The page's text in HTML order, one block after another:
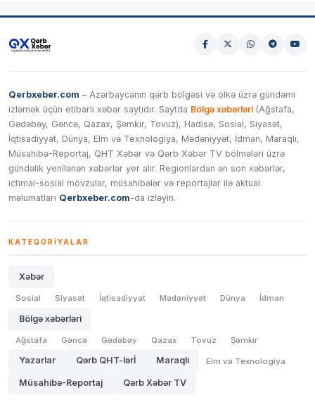
Qerbxeber.com – Azərbaycanın qərb bölgəsi və ölkə üzrə gündəmi
izləmək üçün etibarlı xəbər saytıdır. Saytda Bölgə xəbərləri (Ağstafa,
Gədəbəy, Gəncə, Qazax, Şəmkir, Tovuz), Hadisə, Sosial, Siyasət,
İqtisadiyyat, Dünya, Elm və Texnologiya, Mədəniyyət, İdman, Maraqlı,
Müsahibə-Reportaj, QHT Xəbər və Qərb Xəbər TV bölmələri üzrə
gündəlik yenilənən xəbərlər yer alır. Regionlardan ən son xəbərlər,
ictimai-sosial mövzular, müsahibələr və reportajlar ilə aktual
məlumatları Qerbxeber.com-da izləyin.
KATEQORIYALAR
Xəbər
Sosial Siyasət İqtisadiyyat Mədəniyyət Dünya İdman
Bölgə xəbərləri
Ağstafa Gəncə Gədəbəy Qazax Tovuz Şəmkir
Yazarlar Qərb QHT-lərİ Maraqlı Elm və Texnologiya
Müsahibə-Reportaj Qərb Xəbər TV